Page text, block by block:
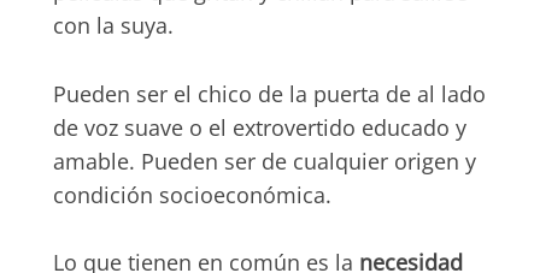
con la suya.
Pueden ser el chico de la puerta de al lado
de voz suave o el extrovertido educado y
amable. Pueden ser de cualquier origen y
condición socioeconómica.
Lo que tienen en común es la necesidad